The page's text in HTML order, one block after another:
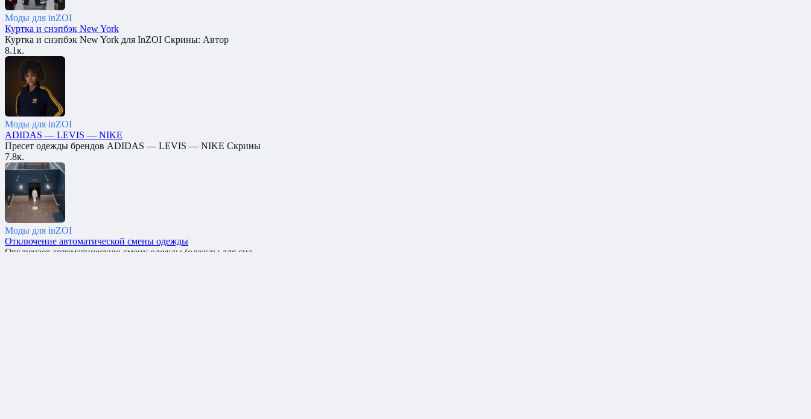
Моды для inZOI
Куртка и снэпбэк New York
Куртка и снэпбэк New York для InZOI Скрины: Автор
8.1к.
Моды для inZOI
ADIDAS — LEVIS — NIKE
Пресет одежды брендов ADIDAS — LEVIS — NIKE Скрины
7.8к.
Моды для inZOI
Отключение автоматической смены одежды
Отключает автоматическую смену одежды (одежды для сна